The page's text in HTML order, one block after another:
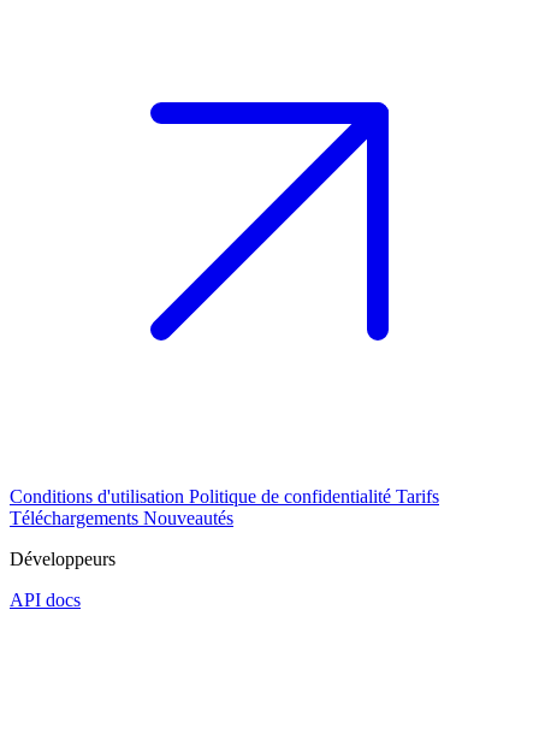
Conditions d'utilisation Politique de confidentialité Tarifs
Téléchargements Nouveautés
Développeurs
API docs